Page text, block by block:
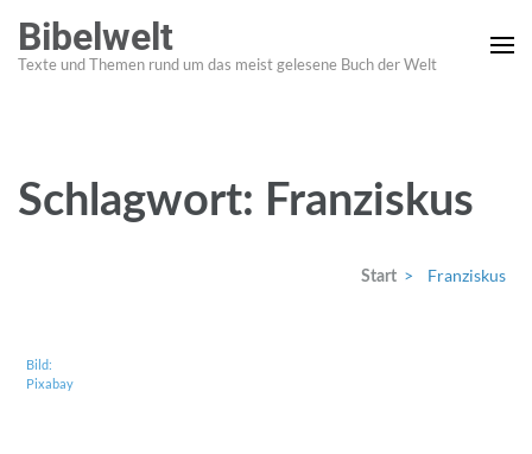
Inhalt
springen
Bibelwelt
Texte und Themen rund um das meist gelesene Buch der Welt
Schlagwort: Franziskus
Start > Franziskus
Bild:
Pixabay